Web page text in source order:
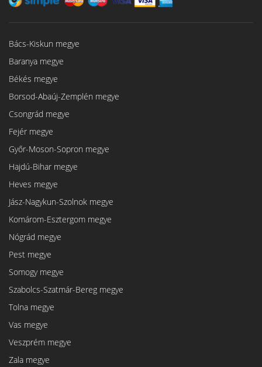
Bács-Kiskun megye
Baranya megye
Békés megye
Borsod-Abaúj-Zemplén megye
Csongrád megye
Fejér megye
Győr-Moson-Sopron megye
Hajdú-Bihar megye
Heves megye
Jász-Nagykun-Szolnok megye
Komárom-Esztergom megye
Nógrád megye
Pest megye
Somogy megye
Szabolcs-Szatmár-Bereg megye
Tolna megye
Vas megye
Veszprém megye
Zala megye